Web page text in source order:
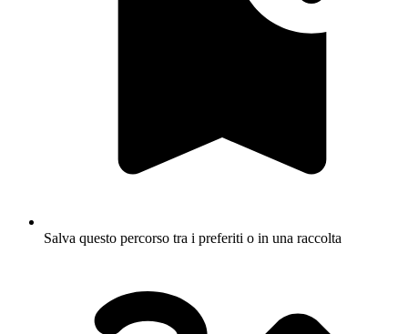
Salva questo percorso tra i preferiti o in una raccolta